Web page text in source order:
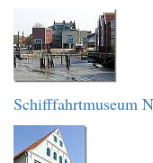
Schifffahrtmuseum